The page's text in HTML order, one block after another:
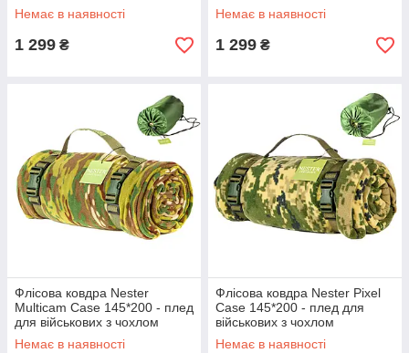
Немає в наявності
1 299 ₴
Немає в наявності
1 299 ₴
Флісова ковдра Nester
Multicam Case 145*200 - плед
для військових з чохлом
Немає в наявності
Флісова ковдра Nester Pixel
Case 145*200 - плед для
військових з чохлом
Немає в наявності